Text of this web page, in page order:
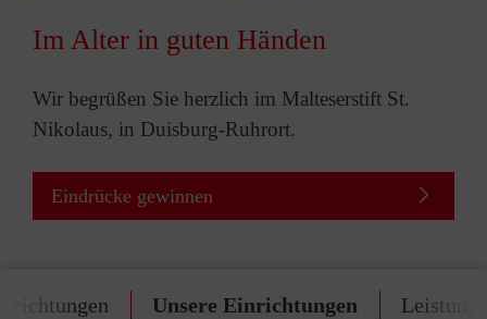
Im Alter in guten Händen
Wir begrüßen Sie herzlich im Malteserstift St.
Nikolaus, in Duisburg-Ruhrort.
Eindrücke gewinnen
Unsere Einrichtungen